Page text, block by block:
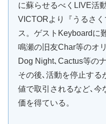
に蘇らせるべくLIVE活
VICTORより『うるさ
ス。ゲストKeyboardに
鳴瀬の旧友Char等のオ
Dog Night､Cactus等の
その後､活動を停止する
値で取引されるなど､今
価を得ている。